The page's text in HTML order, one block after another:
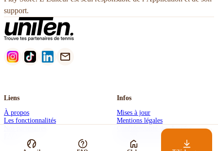
support.
Liens
À propos
Les fonctionnalités
Infos
Mises à jour
Mentions légales
Confidentialité des données
Conditions d'utilisation